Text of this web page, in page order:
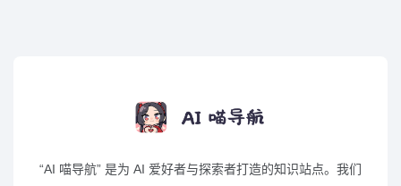
“AI 喵导航” 是为 AI 爱好者与探索者打造的知识站点。我们